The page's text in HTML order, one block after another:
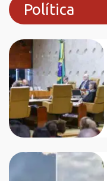
Política